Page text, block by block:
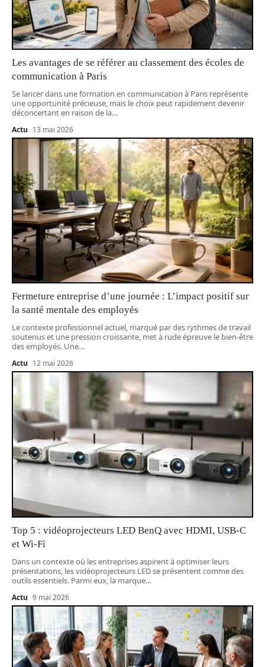
Les avantages de se référer au classement des écoles de
communication à Paris
Se lancer dans une formation en communication à Paris représente
une opportunité précieuse, mais le choix peut rapidement devenir
déconcertant en raison de la…
Actu 13 mai 2026
Fermeture entreprise d’une journée : L’impact positif sur
la santé mentale des employés
Le contexte professionnel actuel, marqué par des rythmes de travail
soutenus et une pression croissante, met à rude épreuve le bien-être
des employés. Une…
Actu 12 mai 2026
Top 5 : vidéoprojecteurs LED BenQ avec HDMI, USB-C
et Wi-Fi
Dans un contexte où les entreprises aspirent à optimiser leurs
présentations, les vidéoprojecteurs LED se présentent comme des
outils essentiels. Parmi eux, la marque…
Actu 9 mai 2026